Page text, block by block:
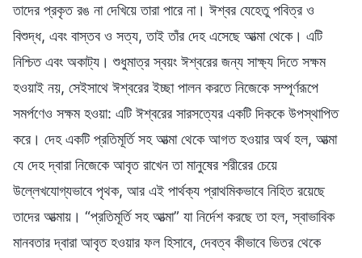
তাদের প্রকৃত রঙ না দেখিয়ে তারা পারে না। ঈশ্বর যেহেতু পবিত্র ও
বিশুদ্ধ, এবং বাস্তব ও সত্য, তাই তাঁর দেহ এসেছে আত্মা থেকে। এটি
নিশ্চিত এবং অকাট্য। শুধুমাত্র স্বয়ং ঈশ্বরের জন্য সাক্ষ্য দিতে সক্ষম
হওয়াই নয়, সেইসাথে ঈশ্বরের ইচ্ছা পালন করতে নিজেকে সম্পূর্ণরূপে
সমর্পণেও সক্ষম হওয়া: এটি ঈশ্বরের সারসত্যের একটি দিককে উপস্থাপিত
করে। দেহ একটি প্রতিমূর্তি সহ আত্মা থেকে আগত হওয়ার অর্থ হল, আত্মা
যে দেহ দ্বারা নিজেকে আবৃত রাখেন তা মানুষের শরীরের চেয়ে
উল্লেখযোগ্যভাবে পৃথক, আর এই পার্থক্য প্রাথমিকভাবে নিহিত রয়েছে
তাদের আত্মায়। “প্রতিমূর্তি সহ আত্মা” যা নির্দেশ করছে তা হল, স্বাভাবিক
মানবতার দ্বারা আবৃত হওয়ার ফল হিসাবে, দেবত্ব কীভাবে ভিতর থেকে